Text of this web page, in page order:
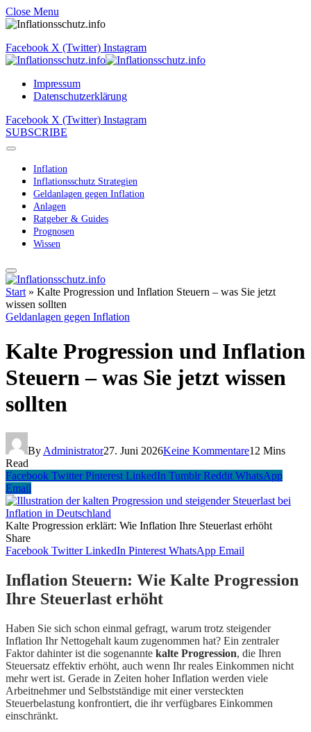
Close Menu
Facebook X (Twitter) Instagram
Impressum
Datenschutzerklärung
Facebook X (Twitter) Instagram
SUBSCRIBE
Inflation
Inflationsschutz Strategien
Geldanlagen gegen Inflation
Anlagen
Ratgeber & Guides
Prognosen
Wissen
Start » Kalte Progression und Inflation Steuern – was Sie jetzt
wissen sollten
Geldanlagen gegen Inflation
Kalte Progression und Inflation
Steuern – was Sie jetzt wissen
sollten
By Administrator27. Juni 2026Keine Kommentare12 Mins
Read
Facebook Twitter Pinterest LinkedIn Tumblr Reddit WhatsApp
Email
Kalte Progression erklärt: Wie Inflation Ihre Steuerlast erhöht
Share
Facebook Twitter LinkedIn Pinterest WhatsApp Email
Inflation Steuern: Wie Kalte Progression
Ihre Steuerlast erhöht
Haben Sie sich schon einmal gefragt, warum trotz steigender
Inflation Ihr Nettogehalt kaum zugenommen hat? Ein zentraler
Faktor dahinter ist die sogenannte kalte Progression, die Ihren
Steuersatz effektiv erhöht, auch wenn Ihr reales Einkommen nicht
mehr wert ist. Gerade in Zeiten hoher Inflation werden viele
Arbeitnehmer und Selbstständige mit einer versteckten
Steuerbelastung konfrontiert, die ihr verfügbares Einkommen
einschränkt.